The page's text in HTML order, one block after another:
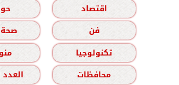
اقتصاد
فن
تكنولوجيا
محافظات